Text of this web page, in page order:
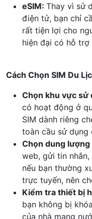
eSIM: Thay vì sử
điện tử, bạn chỉ
rất tiện lợi cho
hiện đại có hỗ trợ
Cách Chọn SIM Du
Chọn khu vực sử
có hoạt động ở
SIM dành riêng
toàn cầu sử dụng
Chọn dung lượng
web, gửi tin
nếu bạn thường
trực tuyến, nên
Kiểm tra thiết bị
bạn không bị
của nhà mạng